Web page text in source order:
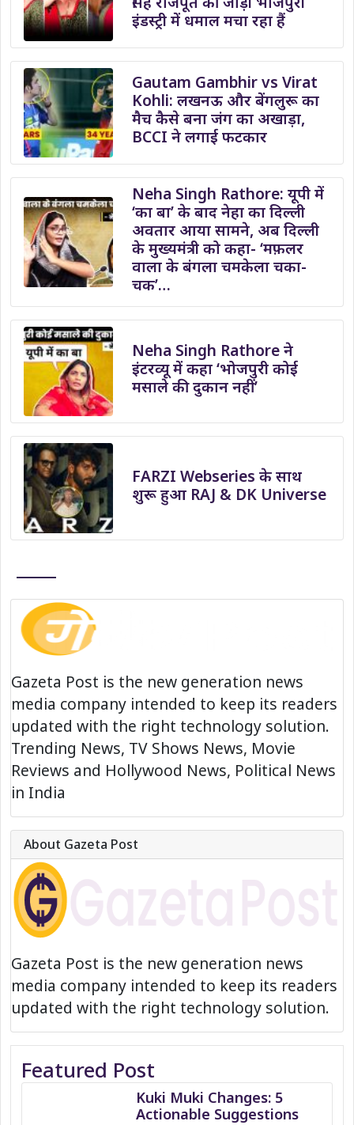
इंडस्ट्री में धमाल मचा रहा हैं
Gautam Gambhir vs Virat
Kohli: लखनऊ और बेंगलुरू का
मैच कैसे बना जंग का अखाड़ा,
BCCI ने लगाई फटकार
Neha Singh Rathore: यूपी में
‘का बा’ के बाद नेहा का दिल्ली
अवतार आया सामने, अब दिल्ली
के मुख्यमंत्री को कहा- ‘मफ़लर
वाला के बंगला चमकेला चका-
चक’…
Neha Singh Rathore ने
इंटरव्यू में कहा ‘भोजपुरी कोई
मसाले की दुकान नहीं’
FARZI Webseries के साथ
शुरू हुआ RAJ & DK Universe
Gazeta Post is the new generation news
media company intended to keep its readers
updated with the right technology solution.
Trending News, TV Shows News, Movie
Reviews and Hollywood News, Political News
in India
About Gazeta Post
Gazeta Post is the new generation news
media company intended to keep its readers
updated with the right technology solution.
Featured Post
Kuki Muki Changes: 5
Actionable Suggestions